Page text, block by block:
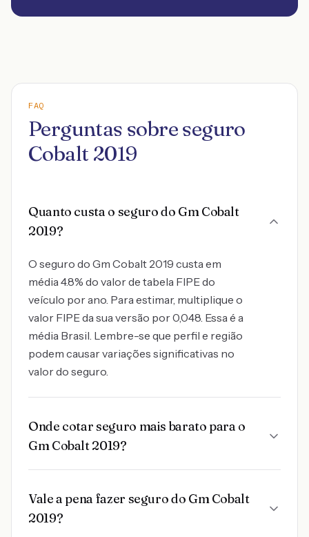
FAQ
Perguntas sobre seguro
Cobalt 2019
Quanto custa o seguro do Gm Cobalt
2019?
O seguro do Gm Cobalt 2019 custa em
média 4.8% do valor de tabela FIPE do
veículo por ano. Para estimar, multiplique o
valor FIPE da sua versão por 0,048. Essa é a
média Brasil. Lembre-se que perfil e região
podem causar variações significativas no
valor do seguro.
Onde cotar seguro mais barato para o
Gm Cobalt 2019?
Vale a pena fazer seguro do Gm Cobalt
2019?